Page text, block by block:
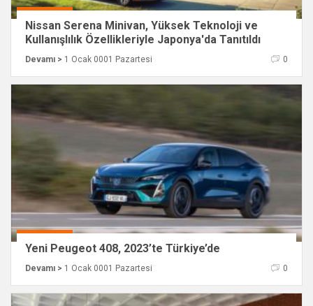
Nissan Serena Minivan, Yüksek Teknoloji ve
Kullanışlılık Özellikleriyle Japonya'da Tanıtıldı
Devamı > 1 Ocak 0001 Pazartesi 0
Yeni Peugeot 408, 2023’te Türkiye’de
Devamı > 1 Ocak 0001 Pazartesi 0